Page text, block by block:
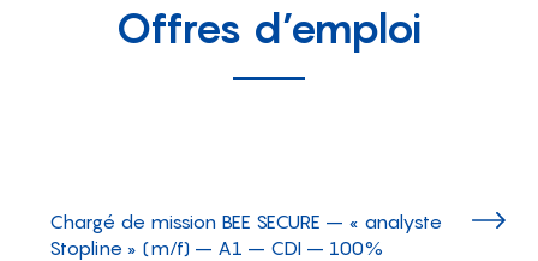
Offres d’emploi
Chargé de mission BEE SECURE – « analyste
Stopline » (m/f) – A1 – CDI – 100%